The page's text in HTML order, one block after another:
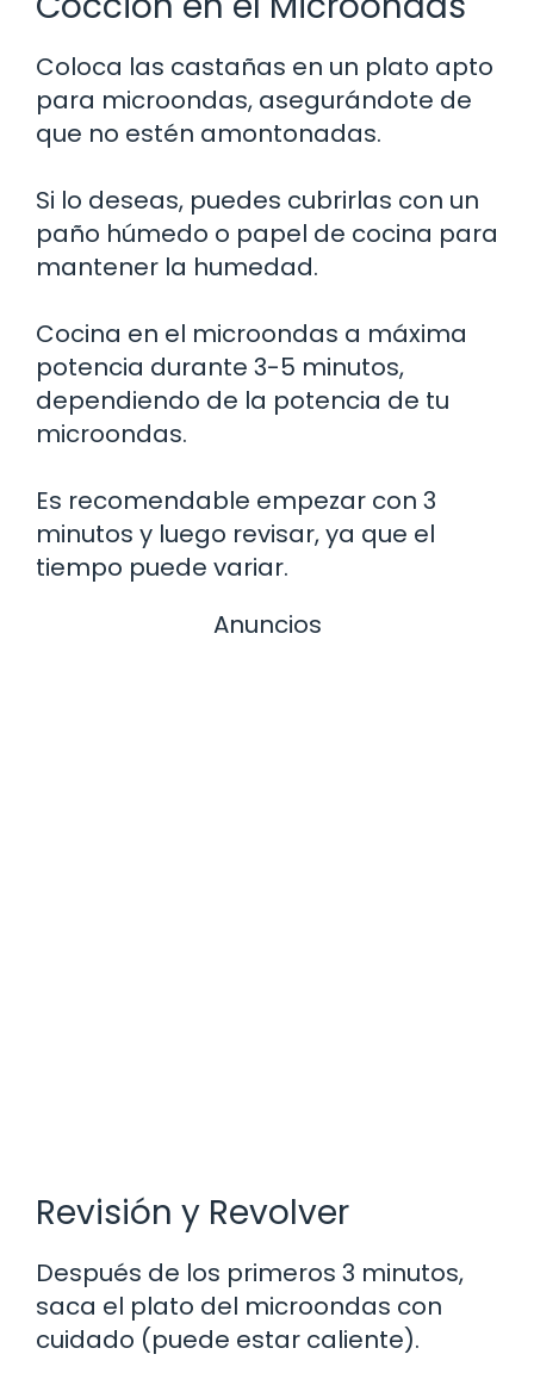
Coloca las castañas en un plato apto
para microondas, asegurándote de
que no estén amontonadas.
Si lo deseas, puedes cubrirlas con un
paño húmedo o papel de cocina para
mantener la humedad.
Cocina en el microondas a máxima
potencia durante 3-5 minutos,
dependiendo de la potencia de tu
microondas.
Es recomendable empezar con 3
minutos y luego revisar, ya que el
tiempo puede variar.
Anuncios
Revisión y Revolver
Después de los primeros 3 minutos,
saca el plato del microondas con
cuidado (puede estar caliente).